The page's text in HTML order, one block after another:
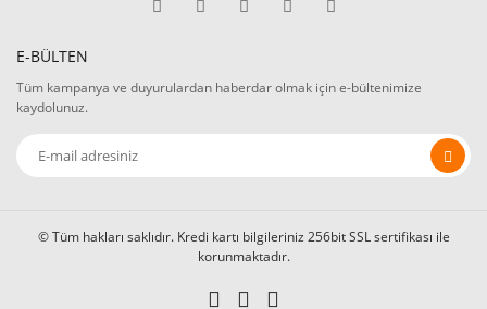
E-BÜLTEN
Tüm kampanya ve duyurulardan haberdar olmak için e-bültenimize
kaydolunuz.
© Tüm hakları saklıdır. Kredi kartı bilgileriniz 256bit SSL sertifikası ile
korunmaktadır.